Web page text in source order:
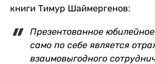
книги Тимур Шаймергенов:
Презентованное
само по себе является
взаимовыгодного